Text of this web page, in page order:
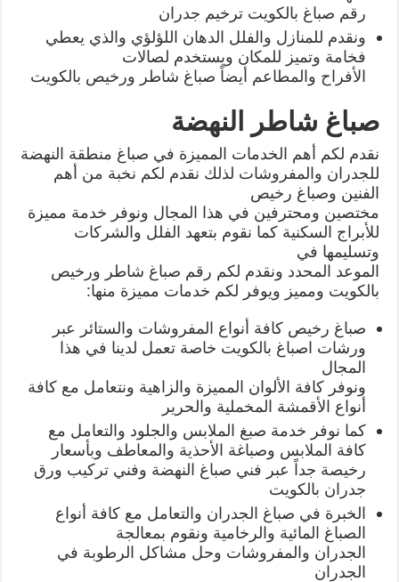
رقم صباغ بالكويت ترخيم جدران
ونقدم للمنازل والفلل الدهان اللؤلؤي والذي يعطي
فخامة وتميز للمكان ويستخدم لصالات
الأفراح والمطاعم أيضاً صباغ شاطر ورخيص بالكويت
صباغ شاطر النهضة
نقدم لكم أهم الخدمات المميزة في صباغ منطقة النهضة
للجدران والمفروشات لذلك نقدم لكم نخبة من أهم
الفنين وصباغ رخيص
مختصين ومحترفين في هذا المجال ونوفر خدمة مميزة
للأبراج السكنية كما نقوم بتعهد الفلل والشركات
وتسليمها في
الموعد المحدد ونقدم لكم رقم صباغ شاطر ورخيص
بالكويت ومميز ويوفر لكم خدمات مميزة منها:
صباغ رخيص كافة أنواع المفروشات والستائر عبر
ورشات اصباغ بالكويت خاصة تعمل لدينا في هذا
المجال
ونوفر كافة الألوان المميزة والزاهية ونتعامل مع كافة
أنواع الأقمشة المخملية والحرير
كما نوفر خدمة صبغ الملابس والجلود والتعامل مع
كافة الملابس وصباغة الأحذية والمعاطف وبأسعار
رخيصة جداً عبر فني صباغ النهضة وفني تركيب ورق
جدران بالكويت
الخبرة في صباغ الجدران والتعامل مع كافة أنواع
الصباغ المائية والرخامية ونقوم بمعالجة
الجدران والمفروشات وحل مشاكل الرطوبة في
الجدران